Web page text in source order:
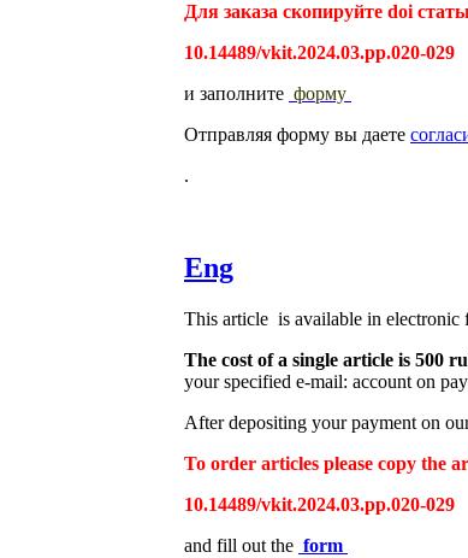
Для заказа скопируйте doi
10.14489/vkit.2024.03.pp.020-029
и заполните форму
Отправляя форму вы даете
.
Eng
This article is available in electronic
The cost of a single article is 500
your specified e-mail: account on
After depositing your payment on
To order articles please copy the
10.14489/vkit.2024.03.pp.020-029
and fill out the form